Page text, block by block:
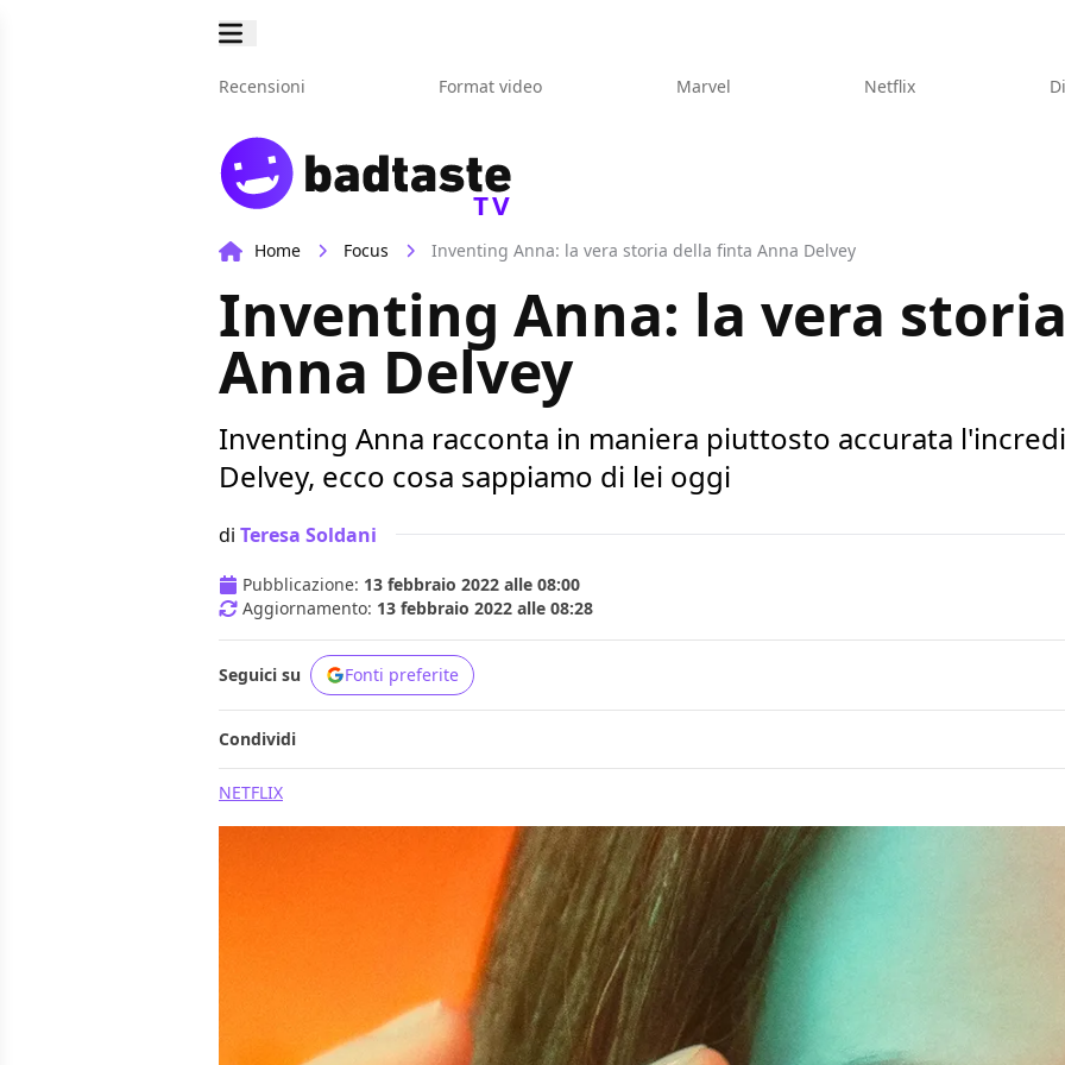
Recensioni Format video Marvel Netflix
TV
Home Focus Inventing Anna: la vera storia della finta Anna Delvey
Inventing Anna: la vera
Anna Delvey
Inventing Anna racconta in maniera piuttosto accurata
Delvey, ecco cosa sappiamo di lei oggi
di Teresa Soldani
Pubblicazione: 13 febbraio 2022 alle 08:00
Aggiornamento: 13 febbraio 2022 alle 08:28
Seguici su Fonti preferite
Condividi
NETFLIX